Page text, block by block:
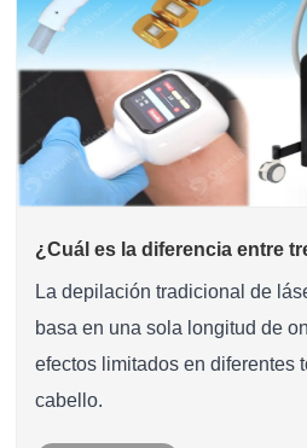
¿Cuál es la diferencia entre
La depilación tradicional de
basa en una sola longitud de
efectos limitados en diferentes
cabello.